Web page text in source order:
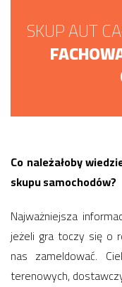
SKUP AUT
Co należałoby
skupu samochodów?
Najważniejsza
jeżeli gra toczy się o
nas zameldować.
terenowych,